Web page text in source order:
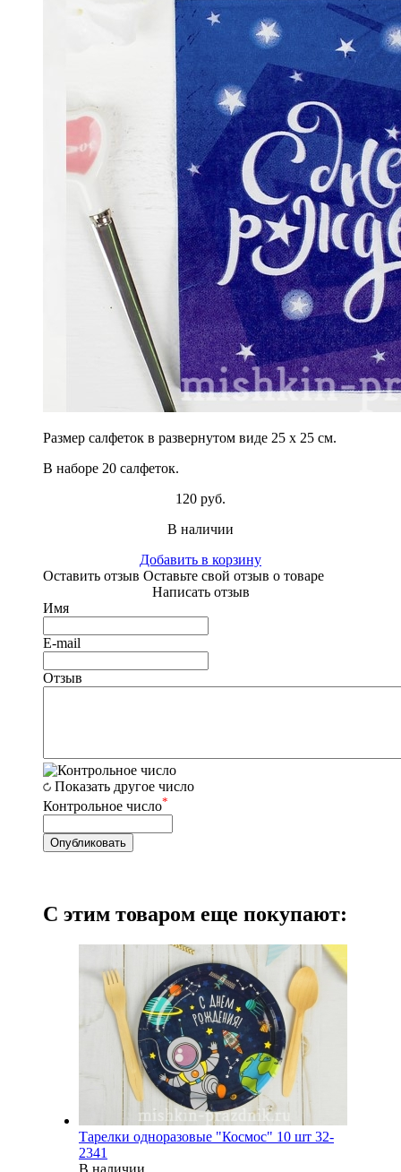
Размер салфеток в развернутом виде 25 х 25 см.
В наборе 20 салфеток.
120 руб.
В наличии
Добавить в корзину
Оставить отзыв Оставьте свой отзыв о товаре
Написать отзыв
Имя
E-mail
Отзыв
Показать другое число
Контрольное число*
С этим товаром еще покупают:
Тарелки одноразовые "Космос" 10 шт 32-
2341
В наличии